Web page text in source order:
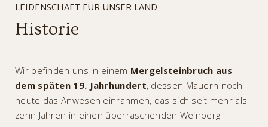
LEIDENSCHAFT FÜR UNSER LAND
Historie
Wir befinden uns in einem Mergelsteinbruch aus
dem späten 19. Jahrhundert, dessen Mauern noch
heute das Anwesen einrahmen, das sich seit mehr als
zehn Jahren in einen überraschenden Weinberg